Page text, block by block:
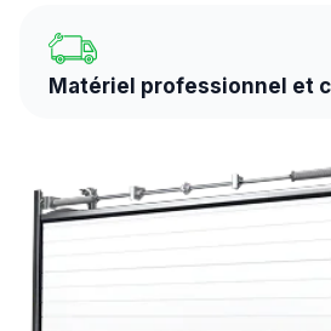
Intervention rapide